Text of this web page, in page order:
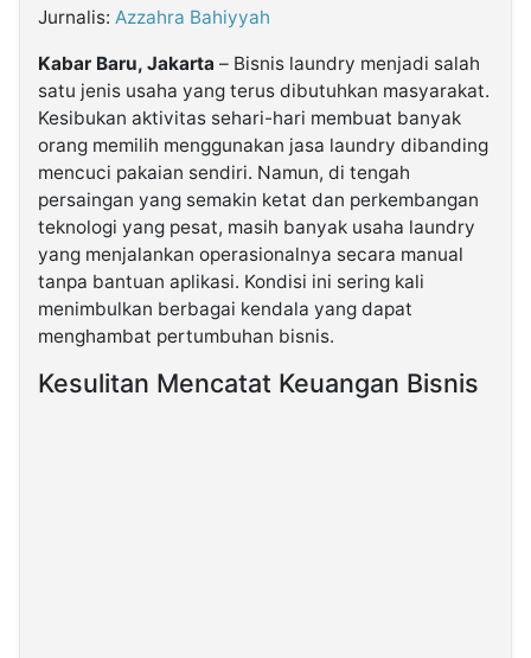
Kabarbaru.co
2026
Kabarbaru
Holding
Jurnalis: Azzahra Bahiyyah
Kabar Baru, Jakarta – Bisnis laundry menjadi salah
satu jenis usaha yang terus dibutuhkan masyarakat.
Kesibukan aktivitas sehari-hari membuat banyak
orang memilih menggunakan jasa laundry dibanding
mencuci pakaian sendiri. Namun, di tengah
persaingan yang semakin ketat dan perkembangan
teknologi yang pesat, masih banyak usaha laundry
yang menjalankan operasionalnya secara manual
tanpa bantuan aplikasi. Kondisi ini sering kali
menimbulkan berbagai kendala yang dapat
menghambat pertumbuhan bisnis.
Kesulitan Mencatat Keuangan Bisnis